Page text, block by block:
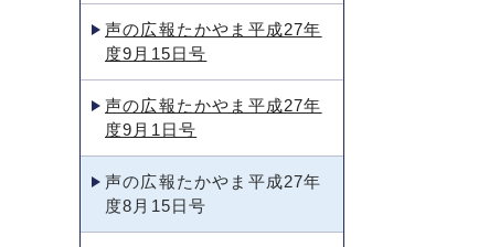
声の広報たかやま平成27年
度9月15日号
声の広報たかやま平成27年
度9月1日号
声の広報たかやま平成27年
度8月15日号